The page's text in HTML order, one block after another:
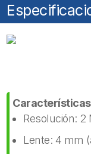
Memoria
Resolución: 2
Lente: 4 mm